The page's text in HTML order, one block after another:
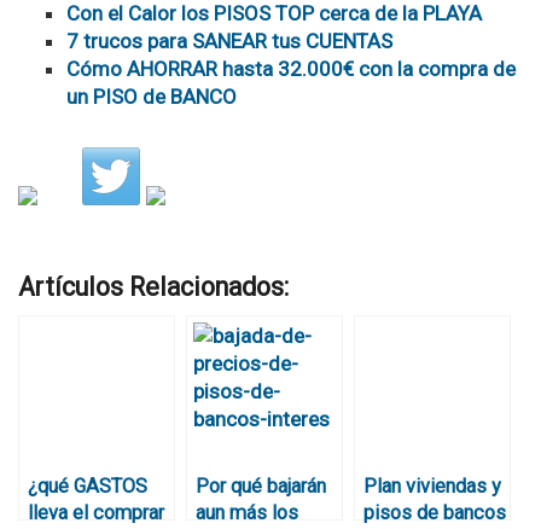
Con el Calor los PISOS TOP cerca de la PLAYA
7 trucos para SANEAR tus CUENTAS
Cómo AHORRAR hasta 32.000€ con la compra de
un PISO de BANCO
Artículos Relacionados:
¿qué GASTOS
lleva el comprar
Por qué bajarán
aun más los
Plan viviendas y
pisos de bancos